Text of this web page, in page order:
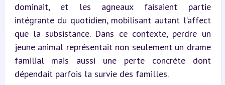
dominait, et les agneaux faisaient partie
intégrante du quotidien, mobilisant autant l’affect
que la subsistance. Dans ce contexte, perdre un
jeune animal représentait non seulement un drame
familial mais aussi une perte concrète dont
dépendait parfois la survie des familles.